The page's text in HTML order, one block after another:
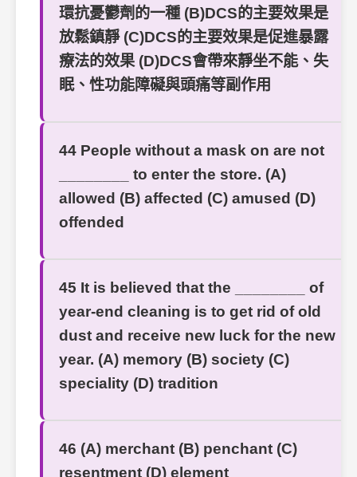
環抗憂鬱劑的一種 (B)DCS的主要效果是
放鬆鎮靜 (C)DCS的主要效果是促進暴露
療法的效果 (D)DCS會帶來靜坐不能、失
眠、性功能障礙與頭痛等副作用
44 People without a mask on are not
________ to enter the store. (A)
allowed (B) affected (C) amused (D)
offended
45 It is believed that the ________ of
year-end cleaning is to get rid of old
dust and receive new luck for the new
year. (A) memory (B) society (C)
speciality (D) tradition
46 (A) merchant (B) penchant (C)
resentment (D) element